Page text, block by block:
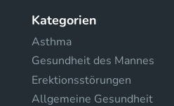
Kategorien
Asthma
Gesundheit des Mannes
Erektionsstörungen
Allgemeine Gesundheit